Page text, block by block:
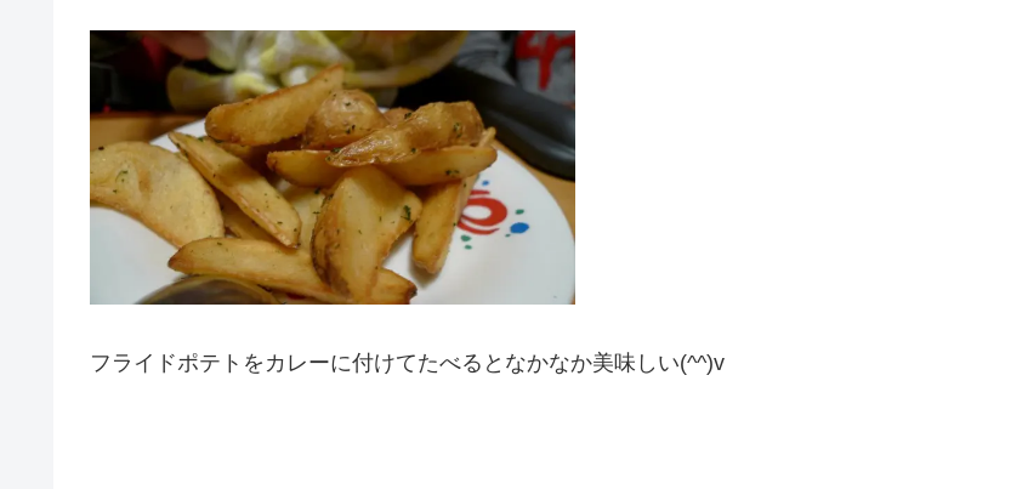
フライドポテトをカレーに付けてたべるとなかなか美味しい(^^)v